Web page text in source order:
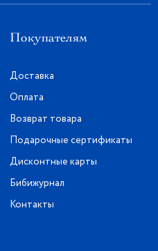
Покупателям
Доставка
Оплата
Возврат товара
Подарочные сертификаты
Дисконтные карты
Бибижурнал
Контакты